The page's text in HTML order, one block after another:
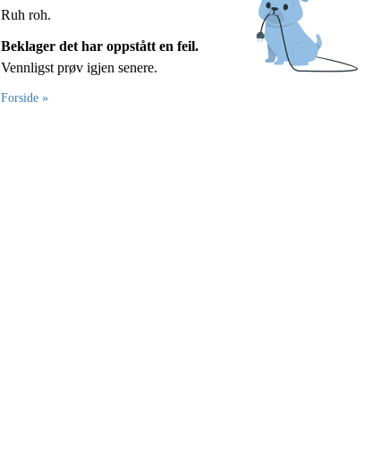
Ruh roh.
Beklager det har oppstått en feil.
Vennligst prøv igjen senere.
Forside »